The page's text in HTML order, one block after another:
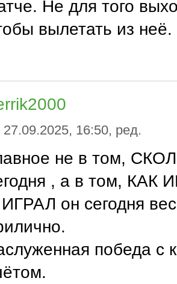
Не для того
вылетать из неё.
27.09.2025, 16:50, ред.
не в том,
, а в том, КАК
он сегодня
победа с